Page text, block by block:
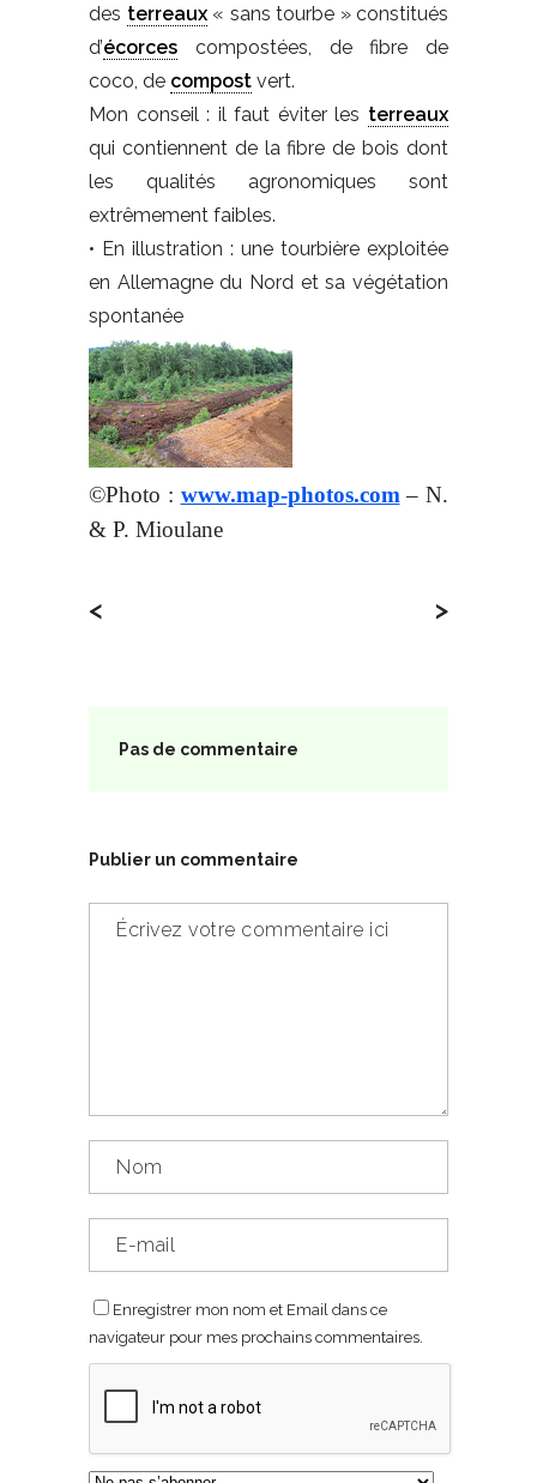
des terreaux« sans tourbe » constitués
d’écorces compostées, de fibre de
coco, de compost vert.
Mon conseil : il faut éviter les terreaux
qui contiennent de la fibre de bois dont
les qualités agronomiques sont
extrêmement faibles.
• En illustration : une tourbière exploitée
en Allemagne du Nord et sa végétation
spontanée
©Photo : www.map-photos.com – N.
& P. Mioulane
< >
Pas de commentaire
Publier un commentaire
Enregistrer mon nom et Email dans ce
navigateur pour mes prochains commentaires.